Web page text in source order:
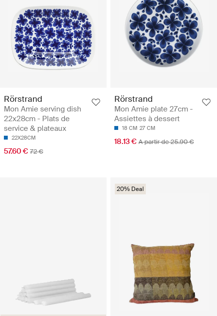
Rörstrand
Mon Amie serving dish
22x28cm - Plats de
service & plateaux
22X28CM
57.60 € 72 €
Rörstrand
Mon Amie plate 27cm -
Assiettes à dessert
18 CM 27 CM
18.13 € A partir de 25.90 €
20% Deal